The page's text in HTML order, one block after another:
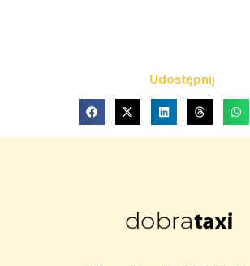
Udostępnij